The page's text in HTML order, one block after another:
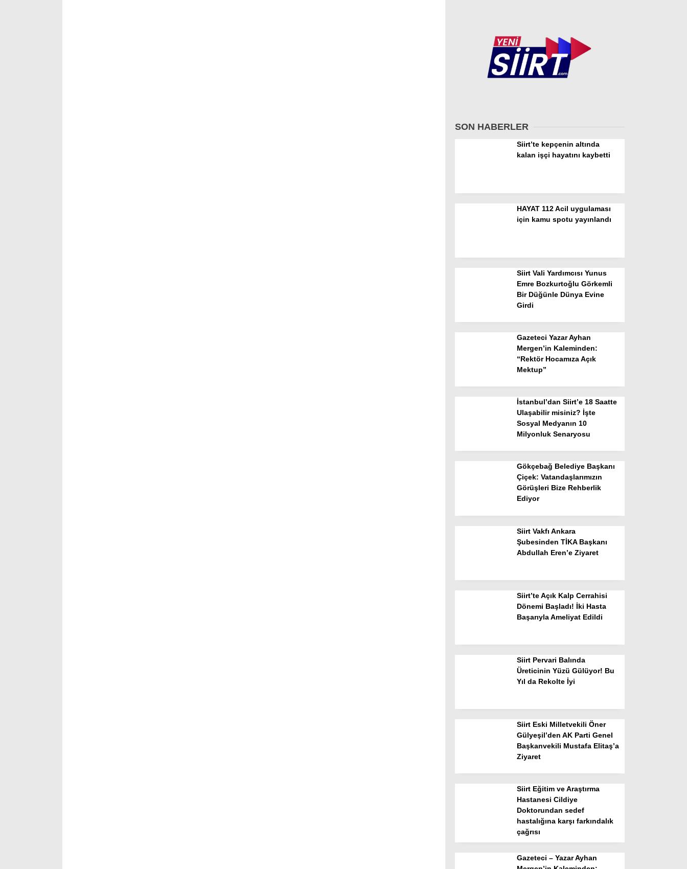
SON HABERLER
Siirt’te kepçenin altında
kalan işçi hayatını kaybetti
HAYAT 112 Acil uygulaması
için kamu spotu yayınlandı
Siirt Vali Yardımcısı Yunus
Emre Bozkurtoğlu Görkemli
Bir Düğünle Dünya Evine
Girdi
Gazeteci Yazar Ayhan
Mergen’in Kaleminden:
“Rektör Hocamıza Açık
Mektup”
İstanbul’dan Siirt’e 18 Saatte
Ulaşabilir misiniz? İşte
Sosyal Medyanın 10
Milyonluk Senaryosu
Gökçebağ Belediye Başkanı
Çiçek: Vatandaşlarımızın
Görüşleri Bize Rehberlik
Ediyor
Siirt Vakfı Ankara
Şubesinden TİKA Başkanı
Abdullah Eren’e Ziyaret
Siirt’te Açık Kalp Cerrahisi
Dönemi Başladı! İki Hasta
Başarıyla Ameliyat Edildi
Siirt Pervari Balında
Üreticinin Yüzü Gülüyor! Bu
Yıl da Rekolte İyi
Siirt Eski Milletvekili Öner
Gülyeşil’den AK Parti Genel
Başkanvekili Mustafa Elitaş’a
Ziyaret
Siirt Eğitim ve Araştırma
Hastanesi Cildiye
Doktorundan sedef
hastalığına karşı farkındalık
çağrısı
Gazeteci – Yazar Ayhan